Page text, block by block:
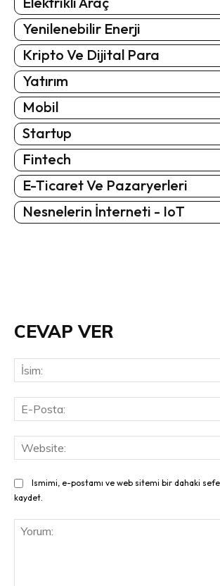
Yenilenebilir Enerji
Kripto Ve Dijital Para
Yatırım
Mobil
Startup
Fintech
E-Ticaret Ve Pazaryerleri
Nesnelerin İnterneti - IoT
CEVAP VER
Ismimi, e-postamı ve web sitemi bir dahaki
kaydet.